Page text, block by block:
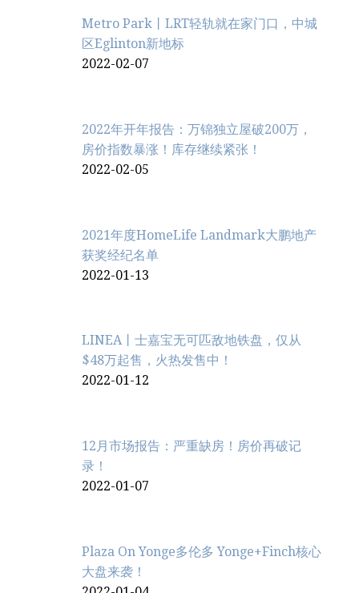
Metro Park丨LRT轻轨就在家门口，中城
区Eglinton新地标
2022-02-07
2022年开年报告：万锦独立屋破200万，
房价指数暴涨！库存继续紧张！
2022-02-05
2021年度HomeLife Landmark大鹏地产
获奖经纪名单
2022-01-13
LINEA丨士嘉宝无可匹敌地铁盘，仅从
$48万起售，火热发售中！
2022-01-12
12月市场报告：严重缺房！房价再破记
录！
2022-01-07
Plaza On Yonge多伦多 Yonge+Finch核心
大盘来袭！